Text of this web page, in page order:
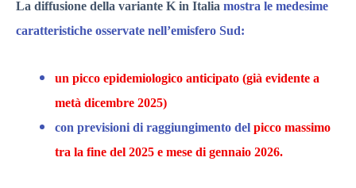
La diffusione della variante K in Italia mostra le medesime
caratteristiche osservate nell’emisfero Sud:
un picco epidemiologico anticipato (già evidente a
metà dicembre 2025)
con previsioni di raggiungimento delpicco massimo
tra la fine del 2025 e mese di gennaio 2026.